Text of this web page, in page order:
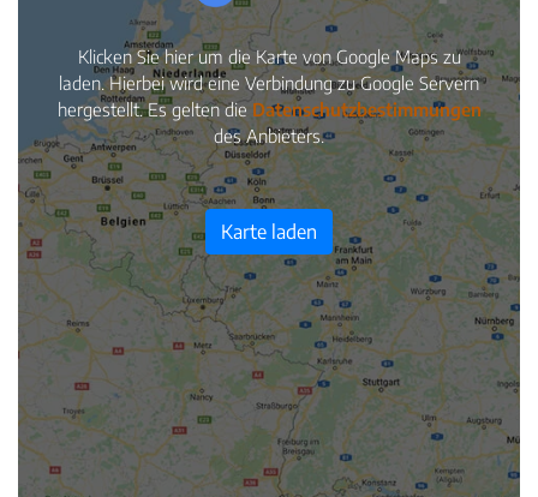
Klicken Sie hier um die Karte von Google Maps zu
laden. Hierbei wird eine Verbindung zu Google Servern
hergestellt. Es gelten die Datenschutzbestimmungen
des Anbieters.
Karte laden